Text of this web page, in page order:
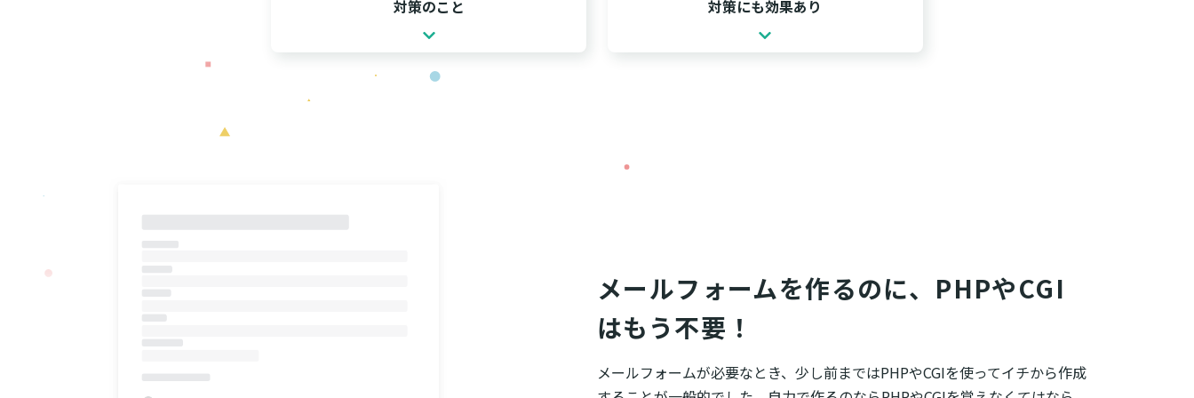
対策のこと 対策にも効果あり
メールフォームを作るのに、PHPやCGI
はもう不要！
メールフォームが必要なとき、少し前まではPHPやCGIを使ってイチから作成